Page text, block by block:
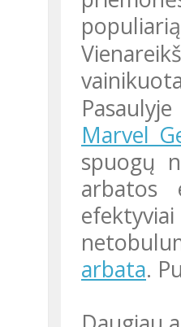
Marvel
spuogų
arbatos
arbata.